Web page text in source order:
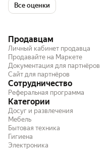
Все оценки
Продавцам
Личный кабинет продавца
Продавайте на Маркете
Документация для партнёров
Сайт для партнёров
Сотрудничество
Реферальная программа
Категории
Досуг и развлечения
Мебель
Бытовая техника
Гигиена
Электроника